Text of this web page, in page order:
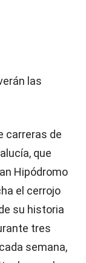
las
carreras de
que
Hipódromo
el cerrojo
su historia
tres
semana,